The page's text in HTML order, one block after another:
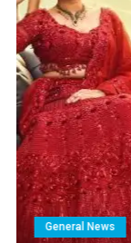
General News